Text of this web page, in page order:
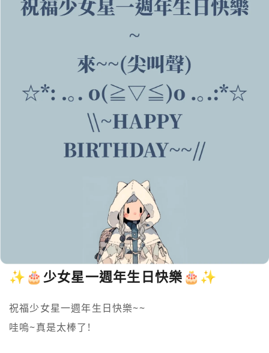
✨🎂少女星一週年生日快樂🎂✨
祝福少女星一週年生日快樂~~
哇嗚~真是太棒了!